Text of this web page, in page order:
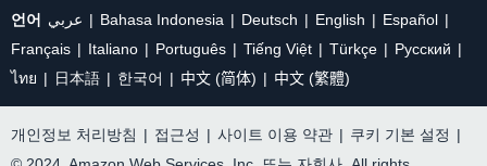
언어 عربي Bahasa Indonesia Deutsch English
Español
Français
Italiano Português Tiếng Việt Türkçe
Ρусский
ไทย
日本語 한국어 中文 (简体) 中文 (繁體)
개인정보 처리방침 | 접근성 | 사이트 이용 약관 | 쿠키 기본 설정 |